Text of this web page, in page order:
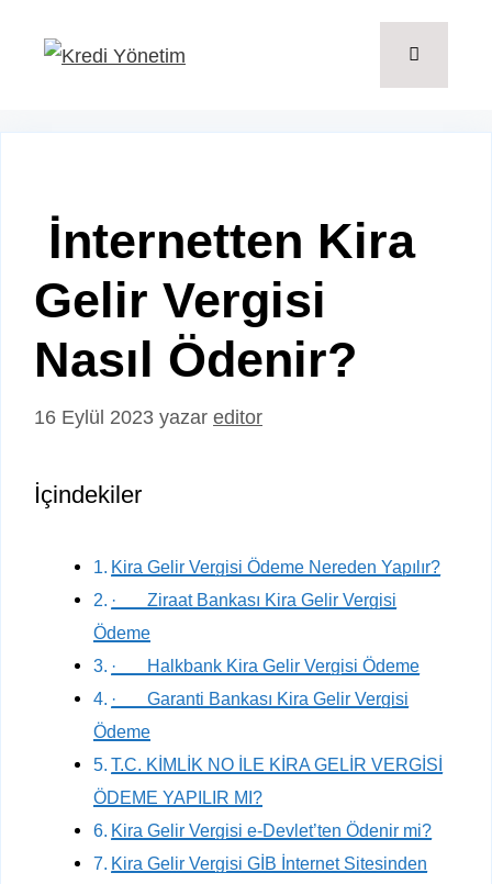
İnternetten Kira
Gelir Vergisi
Nasıl Ödenir?
16 Eylül 2023 yazar editor
İçindekiler
Kira Gelir Vergisi Ödeme Nereden Yapılır?
· Ziraat Bankası Kira Gelir Vergisi
Ödeme
· Halkbank Kira Gelir Vergisi Ödeme
· Garanti Bankası Kira Gelir Vergisi
Ödeme
T.C. KİMLİK NO İLE KİRA GELİR VERGİSİ
ÖDEME YAPILIR MI?
Kira Gelir Vergisi e-Devlet’ten Ödenir mi?
Kira Gelir Vergisi GİB İnternet Sitesinden